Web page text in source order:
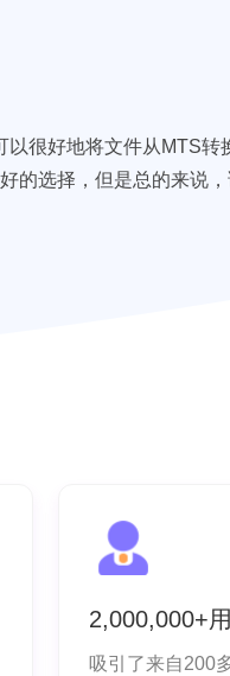
以很好地将文件从MTS
好的选择，但是总的来说
2,000,000+
吸引了来自200